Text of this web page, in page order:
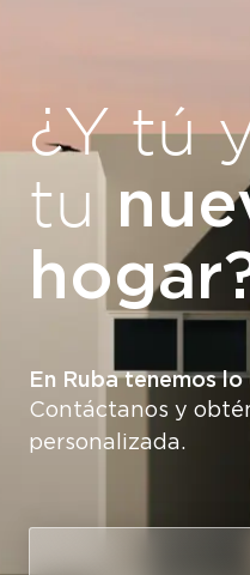
¿Y tú
tu
En Ruba tenemos lo
Contáctanos y
personalizada.